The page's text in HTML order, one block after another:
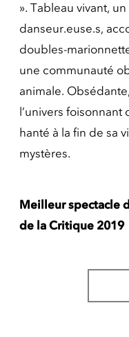
». Tableau vivant,
danseur.euse.s,
doubles-
une communauté
animale.
l’univers
hanté à la fin de sa
mystères.
Meilleur spectacle
de la Critique 2019